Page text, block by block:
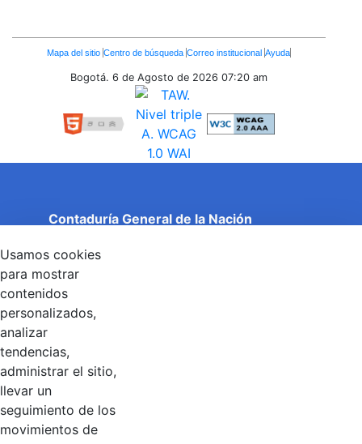
Enlaces
Inferiores
Mapa del sitio Centro de búsqueda Correo institucional Ayuda
Bogotá. 6 de Agosto de 2026 07:20 am
Contaduría General de la Nación
Entidad adscrita al Ministerio de Hacienda y Crédito
Público
Torre 1 (Aire) - Piso 15, Bogotá D.C., Colombia
Código Postal: 111071
Linkedin
Usamos cookies
para mostrar
contenidos
personalizados,
analizar
tendencias,
administrar el sitio,
llevar un
seguimiento de los
movimientos de